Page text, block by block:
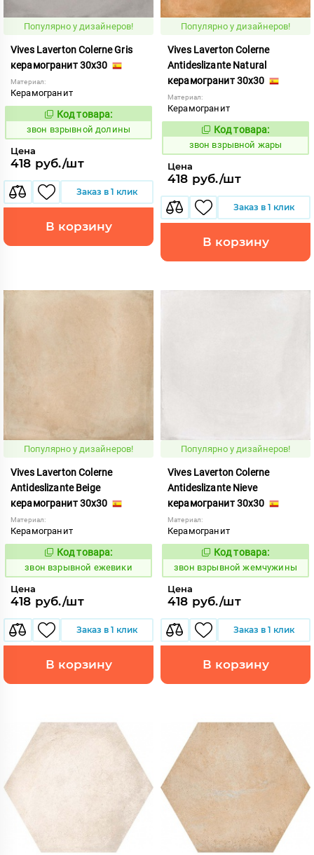
Популярно у дизайнеров!
Vives Laverton Colerne Gris
керамогранит 30x30
Материал:
Керамогранит
454896
Код товара:
звон взрывной долины
Цена
418 руб./шт
Заказ в 1 клик
В корзину
Популярно у дизайнеров!
Vives Laverton Colerne
Antideslizante Natural
керамогранит 30x30
Материал:
Керамогранит
454900
Код товара:
звон взрывной жары
Цена
418 руб./шт
Заказ в 1 клик
В корзину
Популярно у дизайнеров!
Vives Laverton Colerne
Antideslizante Beige
керамогранит 30x30
Материал:
Керамогранит
454899
Код товара:
звон взрывной ежевики
Цена
418 руб./шт
Заказ в 1 клик
В корзину
Популярно у дизайнеров!
Vives Laverton Colerne
Antideslizante Nieve
керамогранит 30x30
Материал:
Керамогранит
454901
Код товара:
звон взрывной жемчужины
Цена
418 руб./шт
Заказ в 1 клик
В корзину